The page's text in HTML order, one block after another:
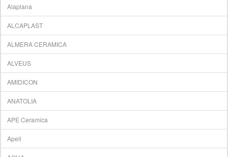
Alaplana
ALCAPLAST
ALMERA CERAMICA
ALVEUS
AMIDICON
ANATOLIA
APE Ceramica
Apell